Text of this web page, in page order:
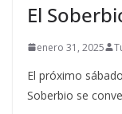
El
enero 31, 2025
El próximo
Soberbio se